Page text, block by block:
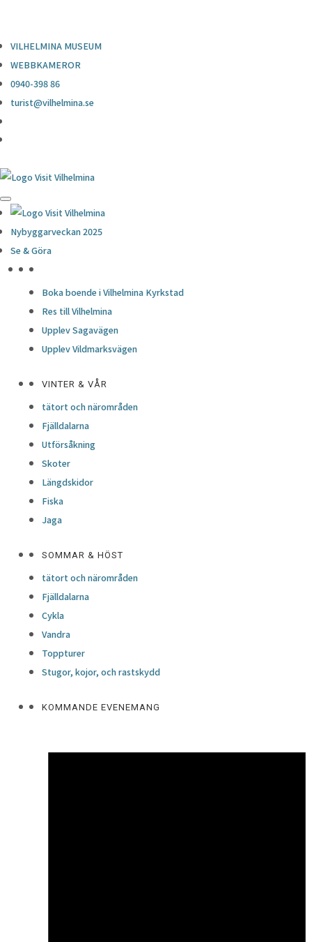
VILHELMINA MUSEUM
WEBBKAMEROR
0940-398 86
turist@vilhelmina.se
Nybyggarveckan 2025
Se & Göra
Boka boende i Vilhelmina Kyrkstad
Res till Vilhelmina
Upplev Sagavägen
Upplev Vildmarksvägen
VINTER & VÅR
tätort och närområden
Fjälldalarna
Utförsåkning
Skoter
Längdskidor
Fiska
Jaga
SOMMAR & HÖST
tätort och närområden
Fjälldalarna
Cykla
Vandra
Toppturer
Stugor, kojor, och rastskydd
KOMMANDE EVENEMANG